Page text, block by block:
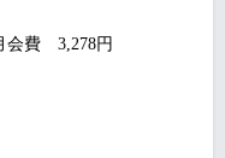
会費 3,278円